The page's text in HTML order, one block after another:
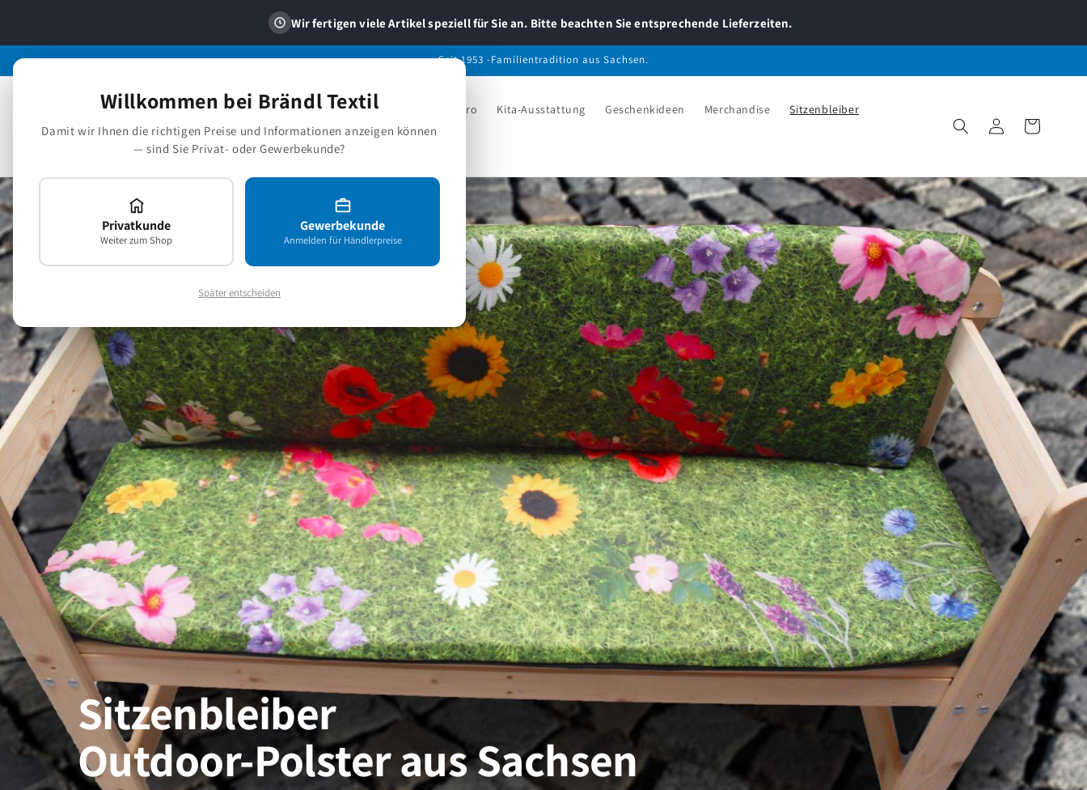
Wir fertigen viele Artikel speziell für Sie an. Bitte beachten Sie entsprechende Lieferzeiten.
Seit 1953 -Familientradition aus Sachsen.
Heimtextilien Pflege Hotel & Gastro Kita-Ausstattung Geschenkideen Merchandise Sitzenbleiber
Sonderposten
EinloggenWarenkorb
Sitzenbleiber
Outdoor-Polster aus Sachsen
Willkommen bei Brändl Textil
Damit wir Ihnen die richtigen Preise und Informationen anzeigen können
— sind Sie Privat- oder Gewerbekunde?
Privatkunde
Weiter zum Shop
Gewerbekunde
Anmelden für Händlerpreise
Später entscheiden